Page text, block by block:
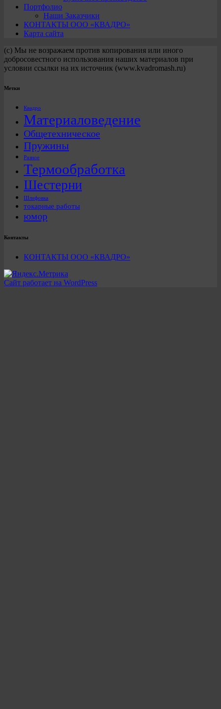
Портфолио
Наши Заказчики
КОНТАКТЫ ООО «КВАДРО»
Карта сайта
(с) Мы не возражаем против копирования или иного
добросовестного использования наших материалов при
условии ссылки на их источник (www.kvadromash.ru)
Метки
Квадро
Материаловедение
Общетехническое
Пружины
Разное
Термообработка
Шестерни
Шлифовка
токарные работы
юмор
Контакты
КОНТАКТЫ ООО «КВАДРО»
Сайт работает на WordPress